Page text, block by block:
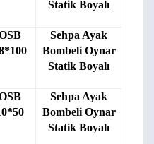
Statik Boyalı
Sehpa Ayak
Bombeli Oynar
Statik Boyalı
Sehpa Ayak
Bombeli Oynar
Statik Boyalı